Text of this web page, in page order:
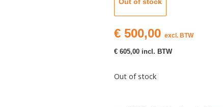
€ 500,00 excl. BTW
€ 605,00 incl. BTW
Out of stock